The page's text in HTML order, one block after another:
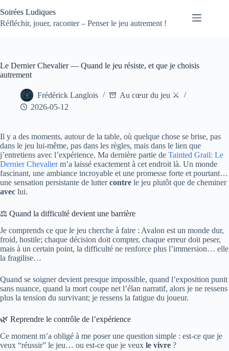
au
contenu
Soirées Ludiques
Réfléchir, jouer, raconter – Penser le jeu autrement !
Le Dernier Chevalier — Quand le jeu résiste, et que je choisis
autrement
Frédérick Langlois
Au cœur du jeu ⚔️
2026-05-12
Il y a des moments, autour de la table, où quelque chose se brise, pas
dans le jeu lui-même, pas dans les règles, mais dans le lien que
j’entretiens avec l’expérience. Ma dernière partie de Tainted Grail: Le
Dernier Chevalierm’a laissé exactement à cet endroit là. Un monde
fascinant, une ambiance incroyable et une promesse forte et pourtant…
une sensation persistante de luttercontre le jeu plutôt que de cheminer
avec lui.
⚖️ Quand la difficulté devient une barrière
Je comprends ce que le jeu cherche à faire : Avalon est un monde dur,
froid, hostile; chaque décision doit compter, chaque erreur doit peser,
mais à un certain point, la difficulté ne renforce plus l’immersion… elle
la fragilise…
Quand se soigner devient presque impossible, quand l’exposition punit
sans nuance, quand la mort coupe net l’élan narratif, alors je ne ressens
plus la tension du survivant; je ressens la fatigue du joueur.
🌿 Reprendre le contrôle de l’expérience
Ce moment m’a obligé à me poser une question simple : est-ce que je
veux “réussir” le jeu… ou est-ce que je veux le vivre ?